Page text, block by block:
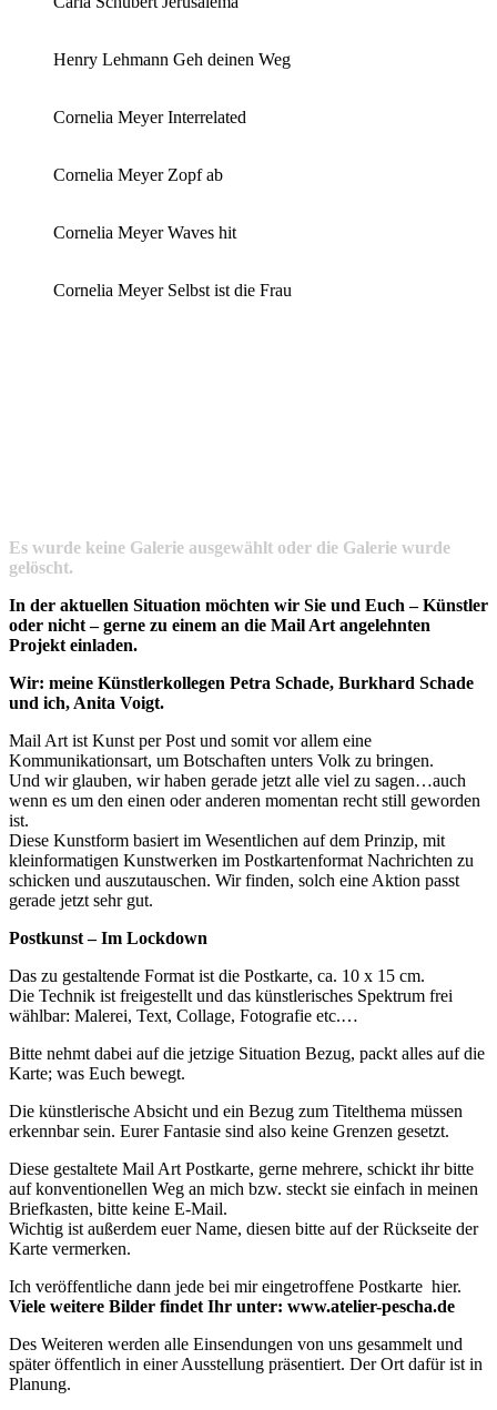
Henry Lehmann Geh deinen Weg
Cornelia Meyer Interrelated
Cornelia Meyer Zopf ab
Cornelia Meyer Waves hit
Cornelia Meyer Selbst ist die Frau
Es wurde keine Galerie ausgewählt oder die Galerie wurde
gelöscht.
In der aktuellen Situation möchten wir Sie und Euch – Künstler
oder nicht – gerne zu einem an die Mail Art angelehnten
Projekt einladen.
Wir: meine Künstlerkollegen Petra Schade, Burkhard Schade
und ich, Anita Voigt.
Mail Art ist Kunst per Post und somit vor allem eine
Kommunikationsart, um Botschaften unters Volk zu bringen.
Und wir glauben, wir haben gerade jetzt alle viel zu sagen…auch
wenn es um den einen oder anderen momentan recht still geworden
ist.
Diese Kunstform basiert im Wesentlichen auf dem Prinzip, mit
kleinformatigen Kunstwerken im Postkartenformat Nachrichten zu
schicken und auszutauschen. Wir finden, solch eine Aktion passt
gerade jetzt sehr gut.
Postkunst – Im Lockdown
Das zu gestaltende Format ist die Postkarte, ca. 10 x 15 cm.
Die Technik ist freigestellt und das künstlerisches Spektrum frei
wählbar: Malerei, Text, Collage, Fotografie etc.…
Bitte nehmt dabei auf die jetzige Situation Bezug, packt alles auf die
Karte; was Euch bewegt.
Die künstlerische Absicht und ein Bezug zum Titelthema müssen
erkennbar sein. Eurer Fantasie sind also keine Grenzen gesetzt.
Diese gestaltete Mail Art Postkarte, gerne mehrere, schickt ihr bitte
auf konventionellen Weg an mich bzw. steckt sie einfach in meinen
Briefkasten, bitte keine E-Mail.
Wichtig ist außerdem euer Name, diesen bitte auf der Rückseite der
Karte vermerken.
Ich veröffentliche dann jede bei mir eingetroffene Postkarte hier.
Viele weitere Bilder findet Ihr unter: www.atelier-pescha.de
Des Weiteren werden alle Einsendungen von uns gesammelt und
später öffentlich in einer Ausstellung präsentiert. Der Ort dafür ist in
Planung.